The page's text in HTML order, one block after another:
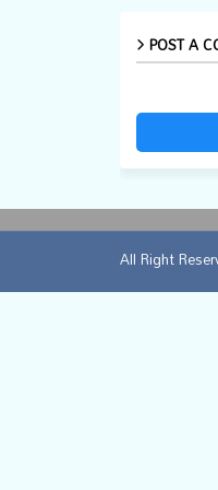
POST A
All Right